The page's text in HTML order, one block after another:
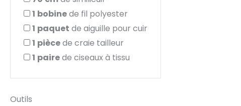
1 bobinede fil polyester
1 paquet de aiguille pour cuir
1 piècede craie tailleur
1 pairede ciseaux à tissu
Outils